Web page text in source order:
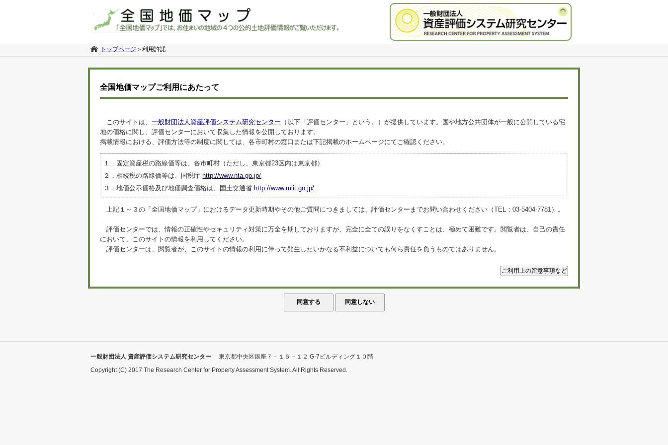
トップページ ＞ 利用許諾
全国地価マップご利用にあたって
このサイトは、 一般財団法人資産評価システム研究センター （以下「評価センター」という。）が提供しています。国や地方公共団体が一般に公開している宅
地の価格に関し、評価センターにおいて収集した情報を公開しております。
掲載情報における、評価方法等の制度に関しては、各市町村の窓口または下記掲載のホームページにてご確認ください。
１．固定資産税の路線価等は、各市町村（ただし、東京都23区内は東京都）
２．相続税の路線価等は、国税庁 http://www.nta.go.jp/
３．地価公示価格及び地価調査価格は、国土交通省 http://www.mlit.go.jp/
上記１～３の「全国地価マップ」におけるデータ更新時期やその他ご質問につきましては、評価センターまでお問い合わせください（TEL：03-5404-7781）。
評価センターでは、情報の正確性やセキュリティ対策に万全を期しておりますが、完全に全ての誤りをなくすことは、極めて困難です。閲覧者は、自己の責任
において、このサイトの情報を利用してください。
評価センターは、閲覧者が、このサイトの情報の利用に伴って発生したいかなる不利益についても何ら責任を負うものではありません。
一般財団法人 資産評価システム研究センター
東京都中央区銀座７－１６－１２ G-7ビルディング１０階
Copyright (C) 2017 The Research Center for Property Assessment System. All Rights Reserved.